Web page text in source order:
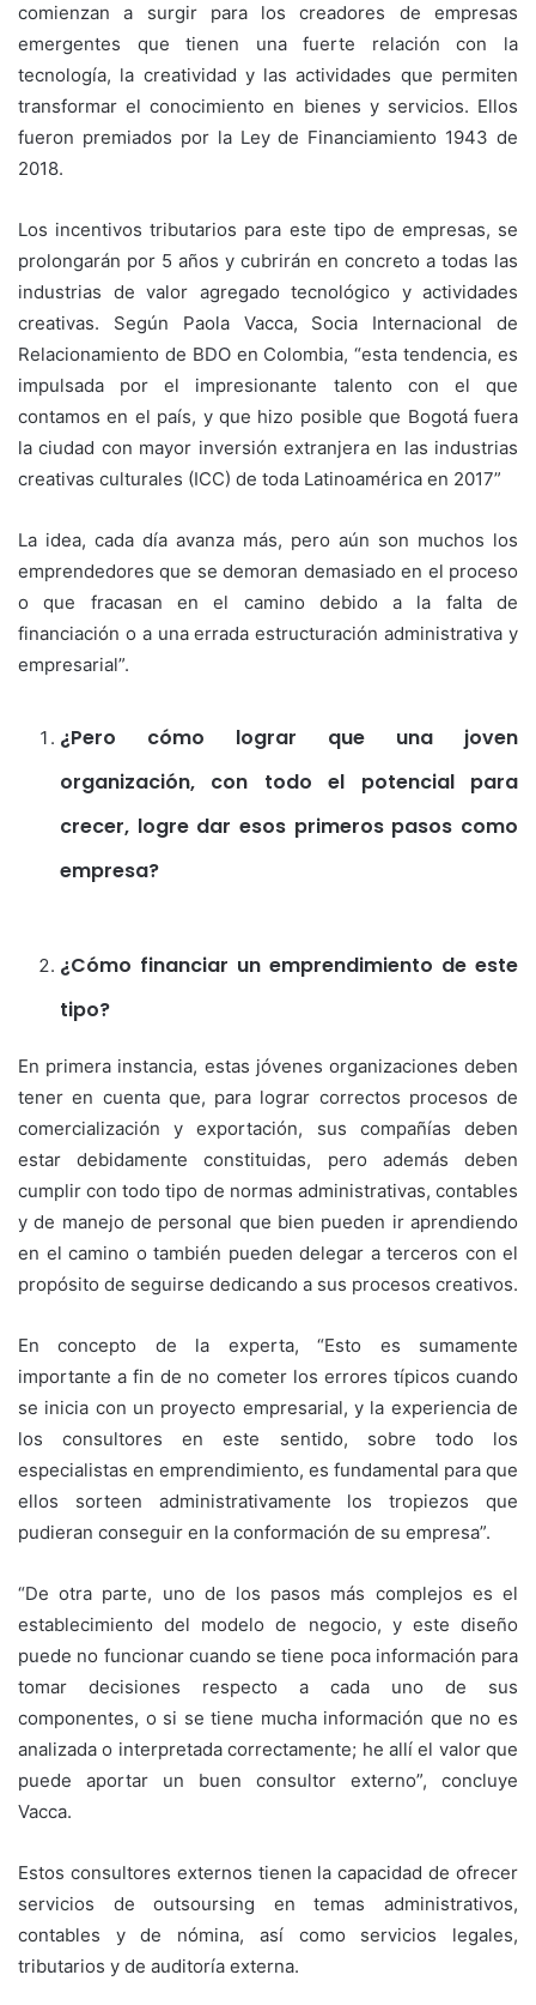
comienzan a surgir para los creadores de empresas
emergentes que tienen una fuerte relación con la
tecnología, la creatividad y las actividades que permiten
transformar el conocimiento en bienes y servicios. Ellos
fueron premiados por la Ley de Financiamiento 1943 de
2018.
Los incentivos tributarios para este tipo de empresas, se
prolongarán por 5 años y cubrirán en concreto a todas las
industrias de valor agregado tecnológico y actividades
creativas. Según Paola Vacca, Socia Internacional de
Relacionamiento de BDO en Colombia, “esta tendencia, es
impulsada por el impresionante talento con el que
contamos en el país, y que hizo posible que Bogotá fuera
la ciudad con mayor inversión extranjera en las industrias
creativas culturales (ICC) de toda Latinoamérica en 2017”
La idea, cada día avanza más, pero aún son muchos los
emprendedores que se demoran demasiado en el proceso
o que fracasan en el camino debido a la falta de
financiación o a una errada estructuración administrativa y
empresarial”.
¿Pero cómo lograr que una joven
organización, con todo el potencial para
crecer, logre dar esos primeros pasos como
empresa?
¿Cómo financiar un emprendimiento de este
tipo?
En primera instancia, estas jóvenes organizaciones deben
tener en cuenta que, para lograr correctos procesos de
comercialización y exportación, sus compañías deben
estar debidamente constituidas, pero además deben
cumplir con todo tipo de normas administrativas, contables
y de manejo de personal que bien pueden ir aprendiendo
en el camino o también pueden delegar a terceros con el
propósito de seguirse dedicando a sus procesos creativos.
En concepto de la experta, “Esto es sumamente
importante a fin de no cometer los errores típicos cuando
se inicia con un proyecto empresarial, y la experiencia de
los consultores en este sentido, sobre todo los
especialistas en emprendimiento, es fundamental para que
ellos sorteen administrativamente los tropiezos que
pudieran conseguir en la conformación de su empresa”.
“De otra parte, uno de los pasos más complejos es el
establecimiento del modelo de negocio, y este diseño
puede no funcionar cuando se tiene poca información para
tomar decisiones respecto a cada uno de sus
componentes, o si se tiene mucha información que no es
analizada o interpretada correctamente; he allí el valor que
puede aportar un buen consultor externo”, concluye
Vacca.
Estos consultores externos tienen la capacidad de ofrecer
servicios de outsoursing en temas administrativos,
contables y de nómina, así como servicios legales,
tributarios y de auditoría externa.